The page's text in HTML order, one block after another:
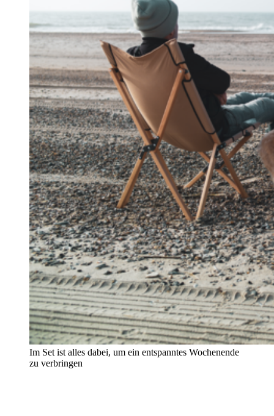
Im Set ist alles dabei, um ein entspanntes Wochenende
zu verbringen